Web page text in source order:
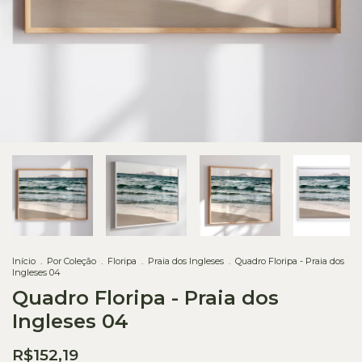
Início . Por Coleção . Floripa . Praia dos Ingleses . Quadro Floripa - Praia dos
Ingleses 04
Quadro Floripa - Praia dos
Ingleses 04
R$152,19